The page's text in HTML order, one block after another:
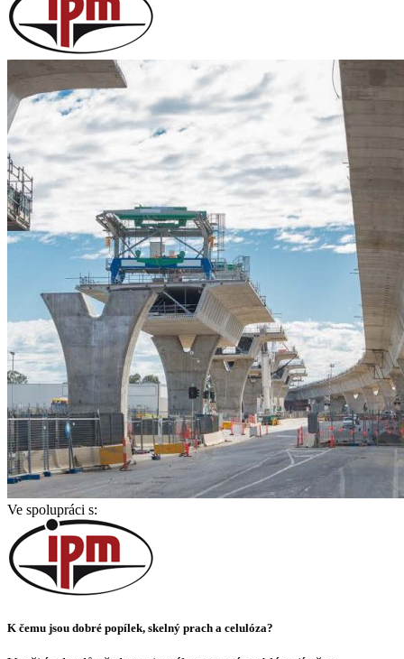
Ve spolupráci s:
K čemu jsou dobré popílek, skelný prach a celulóza?